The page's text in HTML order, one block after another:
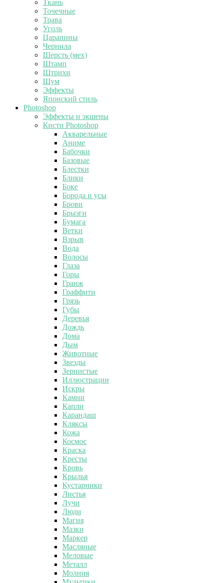
Ткань
Точечные
Трава
Уголь
Царапины
Чернила
Шерсть (мех)
Штамп
Штрихи
Шум
Эффекты
Японский стиль
Photoshop
Эффекты и экшены
Кисти Photoshop
Акварельные
Аниме
Бабочки
Базовые
Блестки
Блики
Боке
Борода и усы
Брови
Брызги
Бумага
Ветки
Взрыв
Вода
Волосы
Глаза
Горы
Гранж
Граффити
Грязь
Губы
Деревья
Дождь
Дома
Дым
Животные
Звезды
Зернистые
Иллюстрации
Искры
Камни
Капли
Карандаш
Кляксы
Кожа
Космос
Краска
Кресты
Кровь
Крылья
Кустарники
Листья
Лучи
Люди
Магия
Мазки
Маркер
Масляные
Меловые
Металл
Молния